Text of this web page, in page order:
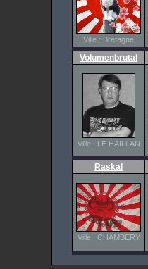
Ville : Bretagne
Volumenbrutal
Ville : LE HAILLAN
Raskal
Ville : CHAMBERY